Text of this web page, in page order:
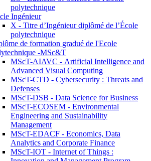
polytechnique
Ingénieur
X - Titre d’Ingénieur diplômé de l’École
polytechnique
de formation gradué de l'Ecole
-MSc&T
MScT-AIAVC - Artificial Intelligence and
Advanced Visual Computing
MScT-CTD - Cybersecurity : Threats and
Defenses
MScT-DSB - Data Science for Business
MScT-ECOSEM - Environmental
Engineering and Sustainability
Management
MScT-EDACF - Economics, Data
Analytics and Corporate Finance
MScT-IOT - Internet of Things :